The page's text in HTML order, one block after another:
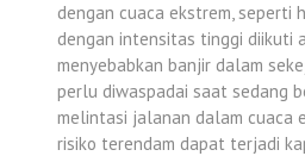
dengan cuaca ekstrem, seperti
dengan intensitas tinggi diikuti
menyebabkan banjir dalam
perlu diwaspadai saat sedang
melintasi jalanan dalam cuaca
risiko terendam dapat terjadi